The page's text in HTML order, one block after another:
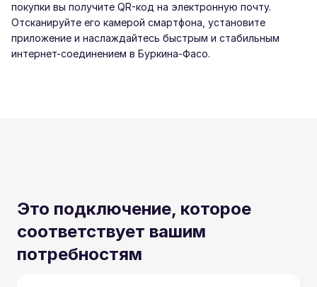
покупки вы получите QR-код на электронную почту.
Отсканируйте его камерой смартфона, установите
приложение и наслаждайтесь быстрым и стабильным
интернет-соединением в Буркина-Фасо.
Это подключение, которое
соответствует вашим
потребностям